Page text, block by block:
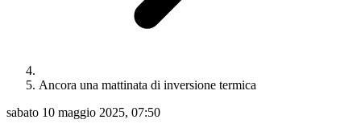
Ancora una mattinata di inversione termica
sabato 10 maggio 2025, 07:50